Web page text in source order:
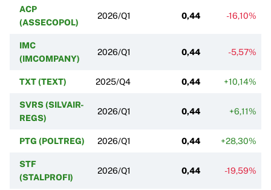
ACP
(ASSECOPOL)
2026/Q1 0,44 -16,10%
IMC
(IMCOMPANY)
2026/Q1 0,44 -5,57%
TXT (TEXT) 2025/Q4 0,44 +10,14%
SVRS (SILVAIR-
REGS)
2026/Q1 0,44 +6,11%
PTG (POLTREG) 2026/Q1 0,44 +28,30%
STF
(STALPROFI)
2026/Q1 0,44 -19,59%